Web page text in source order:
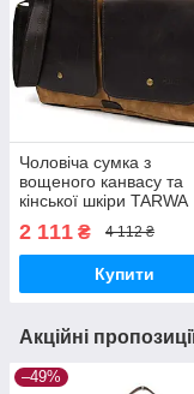
Чоловіча сумка з
вощеного канвасу та
кінської шкіри TARWA
2 111 ₴ 4 112 ₴
Купити
Акційні
–49%